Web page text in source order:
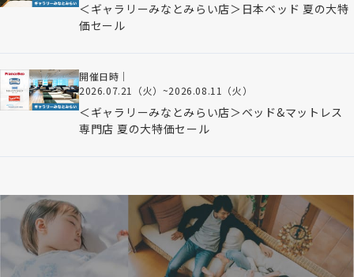
＜ギャラリーみなとみらい店＞日本ベッド 夏の大特
価セール
開催日時｜
2026.07.21（火） ~2026.08.11（火）
＜ギャラリーみなとみらい店＞ベッド&マットレス
専門店 夏の大特価セール